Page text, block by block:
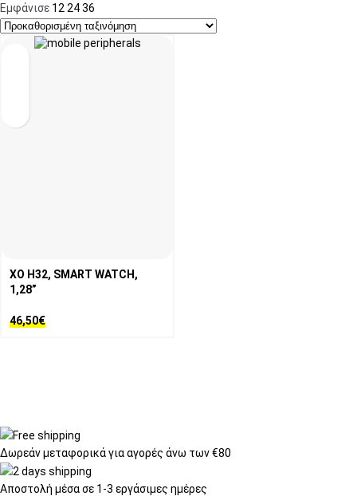
Εμφάνισε 12 2436
XO H32, SMART WATCH,
1,28”
46,50€
Δωρεάν μεταφορικάγια αγορές άνω των €80
Αποστολή μέσα σε 1-3 εργάσιμες ημέρες